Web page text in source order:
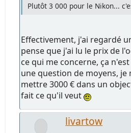
Plutôt 3 000 pour le Nikon...
Effectivement, j'ai regardé
pense que j'ai lu le prix de
ce qui me concerne, ça
une question de moyens, je
mettre 3000 € dans un
fait ce qu'il veut
livartow